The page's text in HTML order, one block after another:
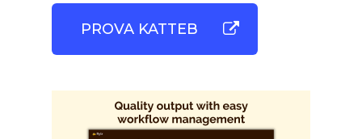
PROVA KATTEB